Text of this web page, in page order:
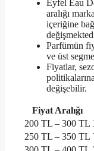
Eyfel Eau
aralığı
içeriğine
Parfümün
ve üst
Fiyatlar,
değişebilir.
Fiyat Aralığı
200 TL – 300 TL
250 TL – 350 TL